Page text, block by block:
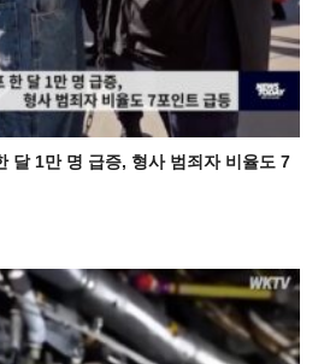
달 1만 명 급증, 형사 범죄자 비율도 7